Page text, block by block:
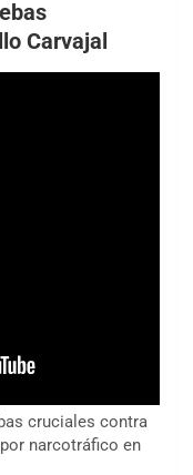
Carvajal
cruciales contra
narcotráfico en